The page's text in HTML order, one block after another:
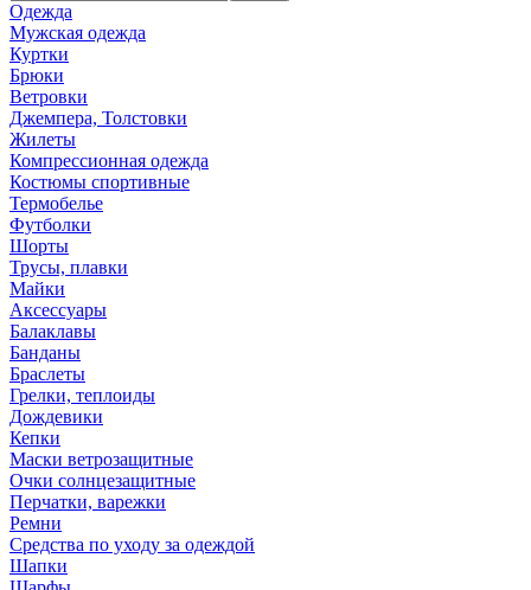
Одежда
Мужская одежда
Куртки
Брюки
Ветровки
Джемпера, Толстовки
Жилеты
Компрессионная одежда
Костюмы спортивные
Термобелье
Футболки
Шорты
Трусы, плавки
Майки
Аксессуары
Балаклавы
Банданы
Браслеты
Грелки, теплоиды
Дождевики
Кепки
Маски ветрозащитные
Очки солнцезащитные
Перчатки, варежки
Ремни
Средства по уходу за одеждой
Шапки